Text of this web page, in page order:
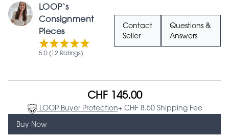
LOOP‘s
Consignment
Pieces
5.0 (12 Ratings)
Contact
Seller
Questions &
Answers
CHF 145.00
LOOP Buyer Protection+ CHF 8.50 Shipping Fee
Buy Now